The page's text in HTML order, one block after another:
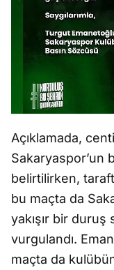
Açıklamada,
Sakaryaspor’un
belirtilirken,
bu maçta da
yakışır bir
vurgulandı.
maçta da